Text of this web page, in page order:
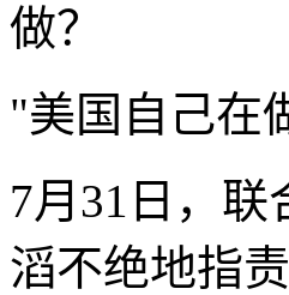
做？
"美国自己在
7月31日，
滔不绝地指